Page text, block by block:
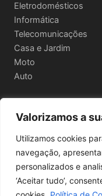
Valorizamos a
Utilizamos cookies
navegação,
personalizados e
‘Aceitar tudo’,
Eletrodomésticos
Informática
Telecomunicações
Casa e Jardim
Moto
Auto
Informações
Política de privacidade
Termos e Condições
Política de Envio e